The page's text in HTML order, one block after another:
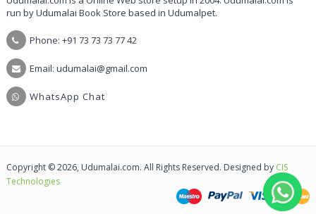
run by Udumalai Book Store based in Udumalpet.
Phone: +91 73 73 73 77 42
Email: udumalai@gmail.com
WhatsApp Chat
Copyright © 2026, Udumalai.com. All Rights Reserved. Designed by CIS
Technologies